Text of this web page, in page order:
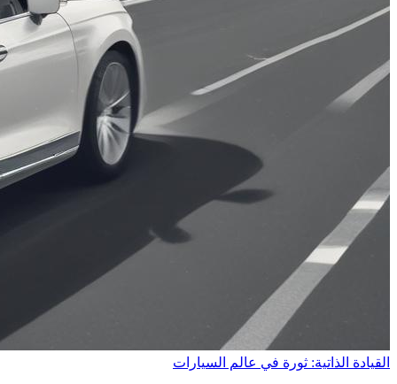
القيادة الذاتية: ثورة في عالم السيارات